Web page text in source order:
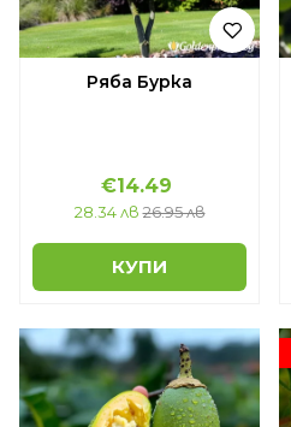
Ряба Бурка
€14.49
28.34 лв 26.95 лв
КУПИ